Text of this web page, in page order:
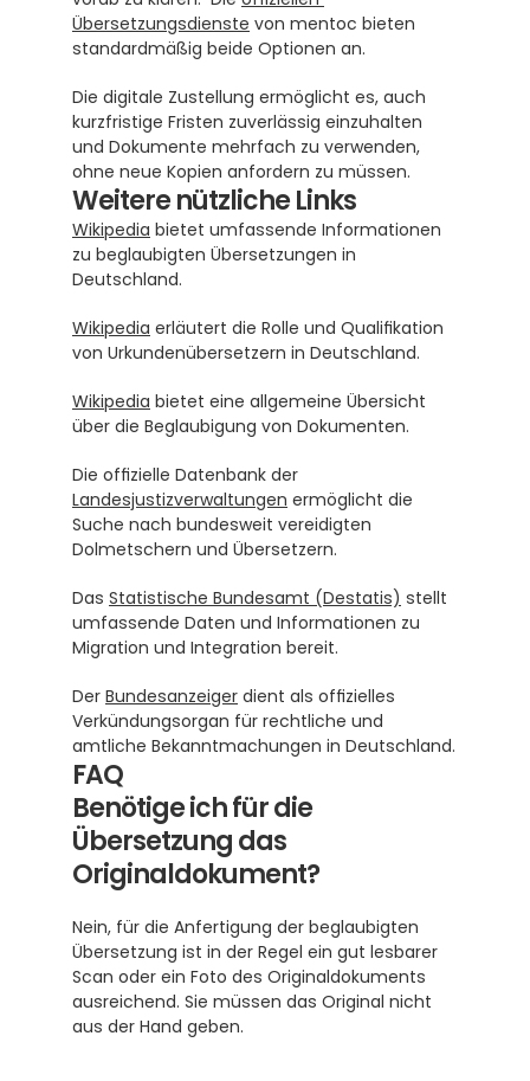
Übersetzungsdienste von mentoc bieten
standardmäßig beide Optionen an.
Die digitale Zustellung ermöglicht es, auch
kurzfristige Fristen zuverlässig einzuhalten
und Dokumente mehrfach zu verwenden,
ohne neue Kopien anfordern zu müssen.
Weitere nützliche Links
Wikipedia bietet umfassende Informationen
zu beglaubigten Übersetzungen in
Deutschland.
Wikipedia erläutert die Rolle und Qualifikation
von Urkundenübersetzern in Deutschland.
Wikipedia bietet eine allgemeine Übersicht
über die Beglaubigung von Dokumenten.
Landesjustizverwaltungen ermöglicht die
Suche nach bundesweit vereidigten
Dolmetschern und Übersetzern.
Das Statistische Bundesamt (Destatis) stellt
umfassende Daten und Informationen zu
Migration und Integration bereit.
Der Bundesanzeiger dient als offizielles
Verkündungsorgan für rechtliche und
amtliche Bekanntmachungen in Deutschland.
FAQ
Benötige ich für die
Übersetzung das
Originaldokument?
Nein, für die Anfertigung der beglaubigten
Übersetzung ist in der Regel ein gut lesbarer
Scan oder ein Foto des Originaldokuments
ausreichend. Sie müssen das Original nicht
aus der Hand geben.